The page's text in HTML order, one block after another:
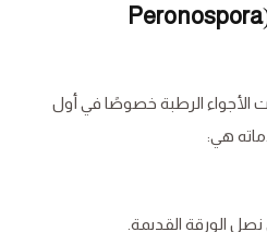
Peronospora
الرطبة خصوصًا في أول
هي:
الورقة القديمة.